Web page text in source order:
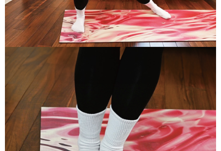
任。
４．使用「AFTEE先享後付」時，將依據個別帳號之用戶狀況，依本公司即
時審查核予不同之上限額度；若仍有額度不足之情形，本公司將視審查結果
請求用戶進行身份認證。
５．嚴禁一人註冊多個帳號或使用他人資訊註冊。若發現惡意使用之情形，
恩沛科技股份有限公司將有權停止該用戶之使用額度並採取法律行動。